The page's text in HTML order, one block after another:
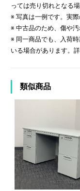
っては売り切れとなる
※ 写真は一例です。実
※ 中古品のため、傷や
※ 同一商品でも、入荷
いる場合があります。
類似商品